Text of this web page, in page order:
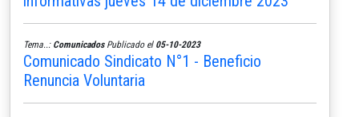
Tema..: ComunicadosPublicado el 05-10-2023
Comunicado Sindicato N°1 - Beneficio
Renuncia Voluntaria